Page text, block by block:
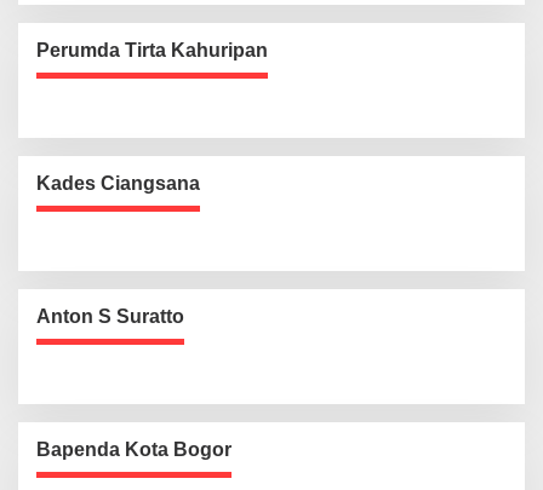
Perumda Tirta Kahuripan
Kades Ciangsana
Anton S Suratto
Bapenda Kota Bogor